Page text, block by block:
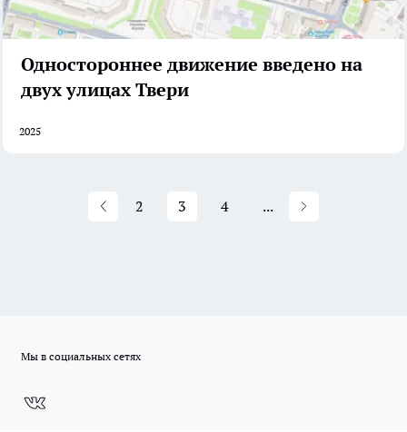
Одностороннее движение введено на
двух улицах Твери
2025
2 3 4 ...
Мы в социальных сетях